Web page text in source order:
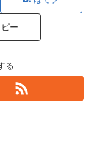
ピー
る